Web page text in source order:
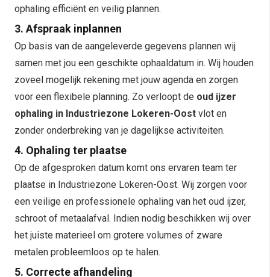
ophaling efficiënt en veilig plannen.
3. Afspraak inplannen
Op basis van de aangeleverde gegevens plannen wij
samen met jou een geschikte ophaaldatum in. Wij houden
zoveel mogelijk rekening met jouw agenda en zorgen
voor een flexibele planning. Zo verloopt de oud ijzer
ophaling in Industriezone Lokeren-Oost vlot en
zonder onderbreking van je dagelijkse activiteiten.
4. Ophaling ter plaatse
Op de afgesproken datum komt ons ervaren team ter
plaatse in Industriezone Lokeren-Oost. Wij zorgen voor
een veilige en professionele ophaling van het oud ijzer,
schroot of metaalafval. Indien nodig beschikken wij over
het juiste materieel om grotere volumes of zware
metalen probleemloos op te halen.
5. Correcte afhandeling